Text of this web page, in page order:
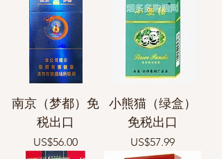
南京（梦都）免
税出口
價格
US$56.00
小熊猫（绿盒）
免税出口
價格
US$57.99